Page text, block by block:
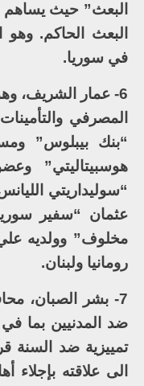
البعث” حيث يساهم
البعث الحاكم.
في سوريا.
6- عمار الشريف،
المصرفي
“بنك بيبلوس”
هوسبيتاليتي”
“سوليداريتي
عثمان “سفير
مخلوف” وولديه
رومانيا ولبنان.
7- بشر الصبان،
ضد المدنيين بما
تمييزية ضد السنة
الى علاقته بإجلاء